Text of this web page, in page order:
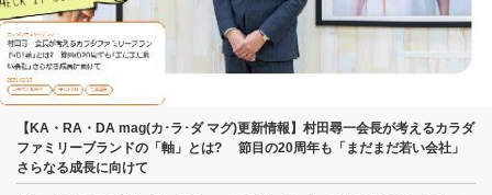
【KA・RA・DA mag(カ･ラ･ダ マグ)更新情報】村田尋一会長が考えるカラダ
ファミリーブランドの「軸」とは? 節目の20周年も「まだまだ若い会社」
さらなる成長に向けて